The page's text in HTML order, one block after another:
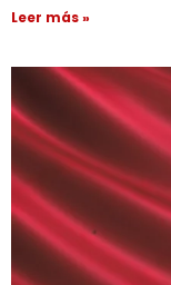
Leer más »